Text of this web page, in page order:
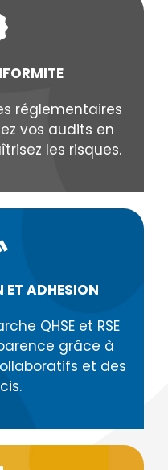
réglementaires
vos audits en
les risques.
ADHESION
QHSE et RSE
grâce à
et des